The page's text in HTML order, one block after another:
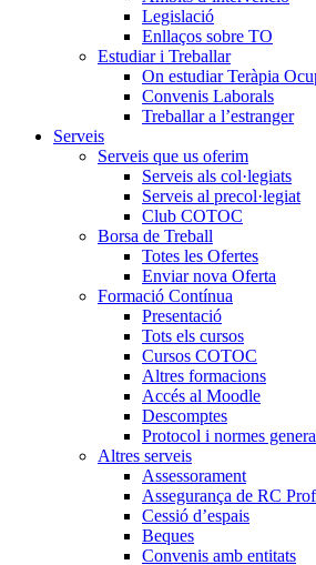
Legislació
Enllaços sobre TO
Estudiar i Treballar
On estudiar Teràpia
Convenis Laborals
Treballar a l’estranger
Serveis
Serveis que us oferim
Serveis als col·legiats
Serveis al precol·legiat
Club COTOC
Borsa de Treball
Totes les Ofertes
Enviar nova Oferta
Formació Contínua
Presentació
Tots els cursos
Cursos COTOC
Altres formacions
Accés al Moodle
Descomptes
Protocol i normes
Altres serveis
Assessorament
Assegurança de RC
Cessió d’espais
Beques
Convenis amb entitats